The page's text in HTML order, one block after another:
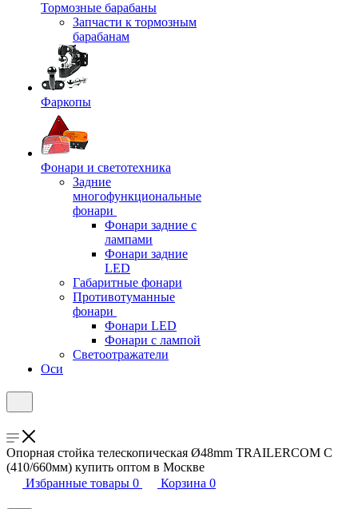
Тормозные барабаны
Запчасти к тормозным
барабанам
Фаркопы
Фонари и светотехника
Задние
многофункциональные
фонари
Фонари задние с
лампами
Фонари задние
LED
Габаритные фонари
Противотуманные
фонари
Фонари LED
Фонари с лампой
Светоотражатели
Оси
Опорная стойка телескопическая Ø48mm TRAILERCOM C
(410/660мм) купить оптом в Москве
Избранные товары 0 Корзина 0